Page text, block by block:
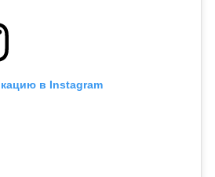
в Instagram